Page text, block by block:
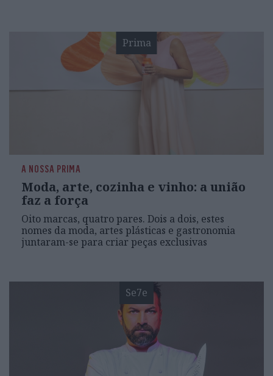
Prima
A NOSSA PRIMA
Moda, arte, cozinha e vinho: a união
faz a força
Oito marcas, quatro pares. Dois a dois, estes
nomes da moda, artes plásticas e gastronomia
juntaram-se para criar peças exclusivas
Se7e